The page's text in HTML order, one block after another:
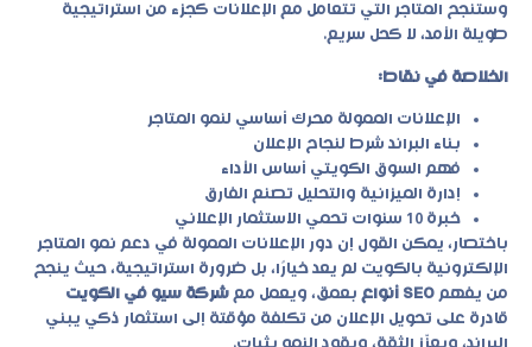
وستنجح المتاجر التي تتعامل مع الإعلانات كجزء من استراتيجية
طويلة الأمد، لا كحل سريع.
الخلاصة في نقاط:
الإعلانات الممولة محرك أساسي لنمو المتاجر
بناء البراند شرط لنجاح الإعلان
فهم السوق الكويتي أساس الأداء
إدارة الميزانية والتحليل تصنع الفارق
خبرة 10 سنوات تحمي الاستثمار الإعلاني
باختصار، يمكن القول إن دور الإعلانات الممولة في دعم نمو المتاجر
الإلكترونية بالكويت لم يعد خيارًا، بل ضرورة استراتيجية، حيث ينجح
من يفهم SEO أنواع بعمق، ويعمل مع شركة سيو في الكويت
قادرة على تحويل الإعلان من تكلفة مؤقتة إلى استثمار ذكي يبني